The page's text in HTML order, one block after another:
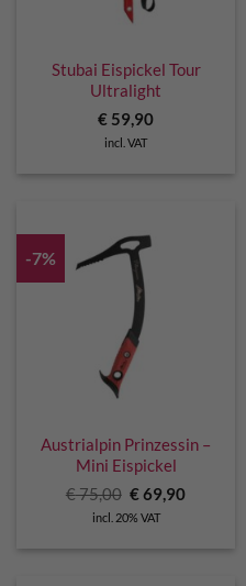
Stubai Eispickel Tour
Ultralight
€ 59,90
incl. VAT
-7%
Austrialpin Prinzessin –
Mini Eispickel
€75,00 Original
price
was:
€69,90Current
incl. 20% VAT